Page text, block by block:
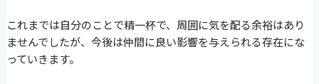
これまでは自分のことで精一杯で、周囲に気を配る余裕はあり
ませんでしたが、今後は仲間に良い影響を与えられる存在にな
っていきます。